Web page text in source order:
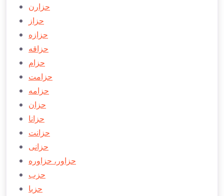
حزارن
حزاز
حزازه
حزاقه
حزام
حزامت
حزامه
حزان
حزانا
حزانت
حزانی
حزاور، حزاوره
حزب
حزبا